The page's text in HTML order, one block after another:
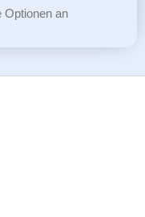
Optionen an